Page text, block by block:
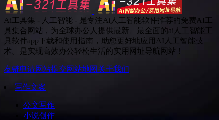
Ai工具集 - 人工智能 - 是专注Ai人工智能软件推荐的免费AI工
具集合网站，为全球办公人提供最新、最全面的ai人工智能工
具软件app下载和使用指南，助您更好地应用AI人工智能技
术。是实现高效办公轻松生活的实用网址导航网站！
友链申请网站提交网站地图 关于我们
写作文案
公文写作
小说创作